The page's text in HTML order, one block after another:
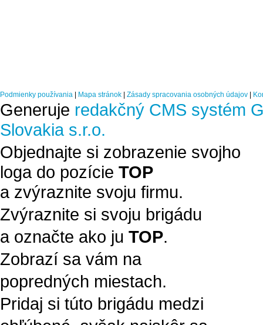
Podmienky používania Mapa stránok Zásady spracovania osobných údajov
Generuje redakčný CMS systém
Slovakia s.r.o.
Objednajte si zobrazenie svojho
loga do pozície TOP
a zvýraznite svoju firmu.
Zvýraznite si svoju brigádu
a označte ako ju TOP.
Zobrazí sa vám na
popredných miestach.
Pridaj si túto brigádu medzi